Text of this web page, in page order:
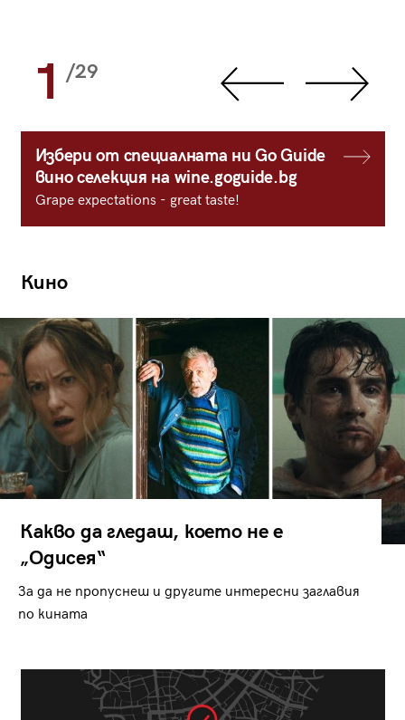
1 /29
Избери от специалната ни Go Guide
вино селекция на wine.goguide.bg
Grape expectations - great taste!
Кино
Какво да гледаш, което не е
„Одисея“
За да не пропуснеш и другите интересни заглавия
по кината